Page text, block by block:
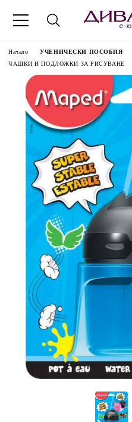
Начало УЧЕНИЧЕСКИ ПОСОБИЯ
ЧАШКИ И ПОДЛОЖКИ ЗА РИСУВАНЕ